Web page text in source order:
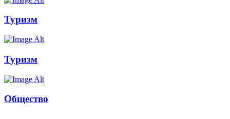
Туризм
Туризм
Общество